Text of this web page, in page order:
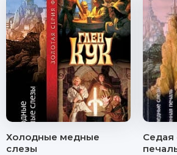
Холодные медные
слезы
Седая